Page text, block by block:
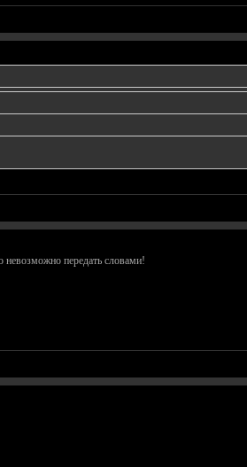
невозможно передать словами!